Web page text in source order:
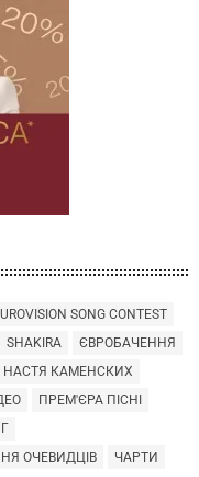
SONG CONTEST
SHAKIRA
ЄВРОБАЧЕННЯ
НАСТЯ КАМЕНСКИХ
ПРЕМ'ЄРА ПІСНІ
ОЧЕВИДЦІВ
ЧАРТИ